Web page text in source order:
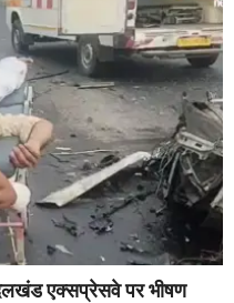
एक्सप्रेसवे पर भीषण